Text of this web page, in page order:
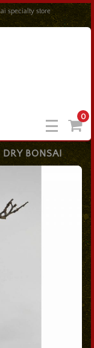
specialty store
0
BONSAI